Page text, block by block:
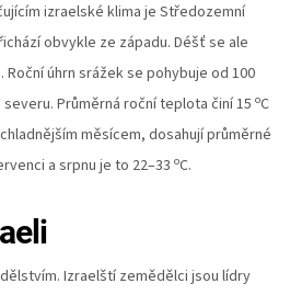
izraelské klima je Středozemní
obvykle ze západu. Déšť se ale
úhrn srážek se pohybuje od 100
severu. Průměrná roční teplota činí 15 oC
měsícem, dosahují průměrné
a srpnu je to 22–33 oC.
Izraelští zemědělci jsou lídry